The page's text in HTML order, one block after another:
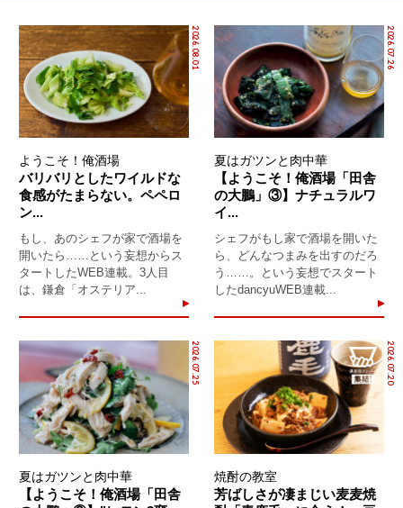
2026.08.01
ようこそ！俺酒場
バリバリとしたワイルドな
食感がたまらない。ペペロ
ン...
もし、あのシェフが家で酒場を
開いたら……という妄想からス
タートしたWEB連載。3人目
は、鎌倉「オステリア...
2026.07.26
夏はガツンと肉中華
【ようこそ！俺酒場「田舎
の大鵬」③】ナチュラルワ
イ...
シェフがもし家で酒場を開いた
ら、どんなつまみを出すのだろ
う……。という妄想でスタート
したdancyuWEB連載...
2026.07.25
夏はガツンと肉中華
【ようこそ！俺酒場「田舎
2026.07.20
焼酎の教室
芳ばしさが凄まじい麦麦焼